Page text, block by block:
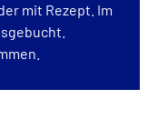
mit Rezept. Im